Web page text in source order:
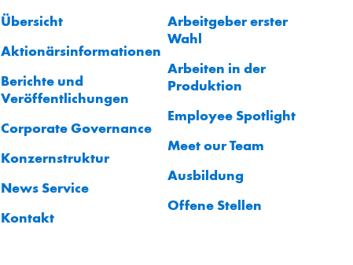
Übersicht
Aktionärsinformationen
Berichte und
Veröffentlichungen
Corporate Governance
Konzernstruktur
News Service
Kontakt
Arbeitgeber erster
Wahl
Arbeiten in der
Produktion
Employee Spotlight
Meet our Team
Ausbildung
Offene Stellen